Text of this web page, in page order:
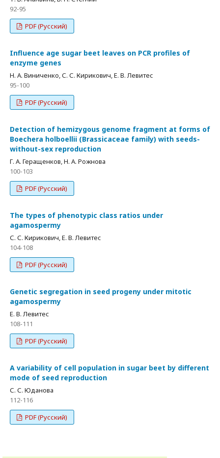
92-95
PDF (Русский)
Influence age sugar beet leaves on PCR profiles of
enzyme genes
Н. А. Виниченко, С. С. Кирикович, Е. В. Левитес
95-100
PDF (Русский)
Detection of hemizygous genome fragment at forms of
Boechera holboellii (Brassicaceae family) with seeds-
without-sex reproduction
Г. А. Геращенков, Н. А. Рожнова
100-103
PDF (Русский)
The types of phenotypic class ratios under
agamospermy
С. С. Кирикович, Е. В. Левитес
104-108
PDF (Русский)
Genetic segregation in seed progeny under mitotic
agamospermy
Е. В. Левитес
108-111
PDF (Русский)
A variability of cell population in sugar beet by different
mode of seed reproduction
С. С. Юданова
112-116
PDF (Русский)